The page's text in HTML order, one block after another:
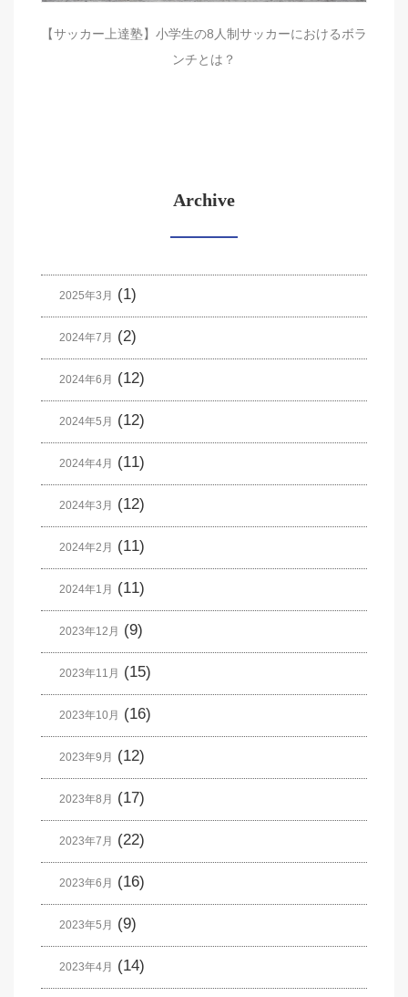
【サッカー上達塾】小学生の8人制サッカーにおけるボラ
ンチとは？
Archive
2025年3月 (1)
2024年7月 (2)
2024年6月 (12)
2024年5月 (12)
2024年4月 (11)
2024年3月 (12)
2024年2月 (11)
2024年1月 (11)
2023年12月 (9)
2023年11月 (15)
2023年10月 (16)
2023年9月 (12)
2023年8月 (17)
2023年7月 (22)
2023年6月 (16)
2023年5月 (9)
2023年4月 (14)